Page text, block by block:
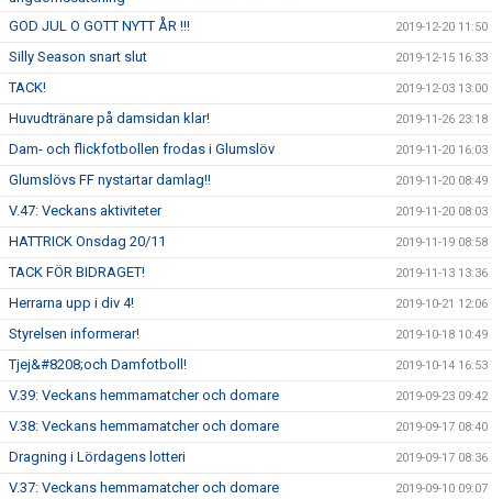
GOD JUL O GOTT NYTT ÅR !!! 2019-12-20 11:50
Silly Season snart slut 2019-12-15 16:33
TACK! 2019-12-03 13:00
Huvudtränare på damsidan klar! 2019-11-26 23:18
Dam- och flickfotbollen frodas i Glumslöv 2019-11-20 16:03
Glumslövs FF nystartar damlag!! 2019-11-20 08:49
V.47: Veckans aktiviteter 2019-11-20 08:03
HATTRICK Onsdag 20/11 2019-11-19 08:58
TACK FÖR BIDRAGET! 2019-11-13 13:36
Herrarna upp i div 4! 2019-10-21 12:06
Styrelsen informerar! 2019-10-18 10:49
Tjej&#8208;och Damfotboll! 2019-10-14 16:53
V.39: Veckans hemmamatcher och domare 2019-09-23 09:42
V.38: Veckans hemmamatcher och domare 2019-09-17 08:40
Dragning i Lördagens lotteri 2019-09-17 08:36
V.37: Veckans hemmamatcher och domare 2019-09-10 09:07